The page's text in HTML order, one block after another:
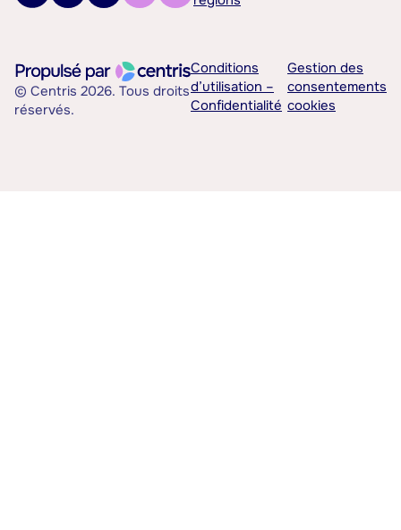
© Centris 2026. Tous droits
réservés.
Conditions
d’utilisation –
Confidentialité
Gestion des
consentements
cookies